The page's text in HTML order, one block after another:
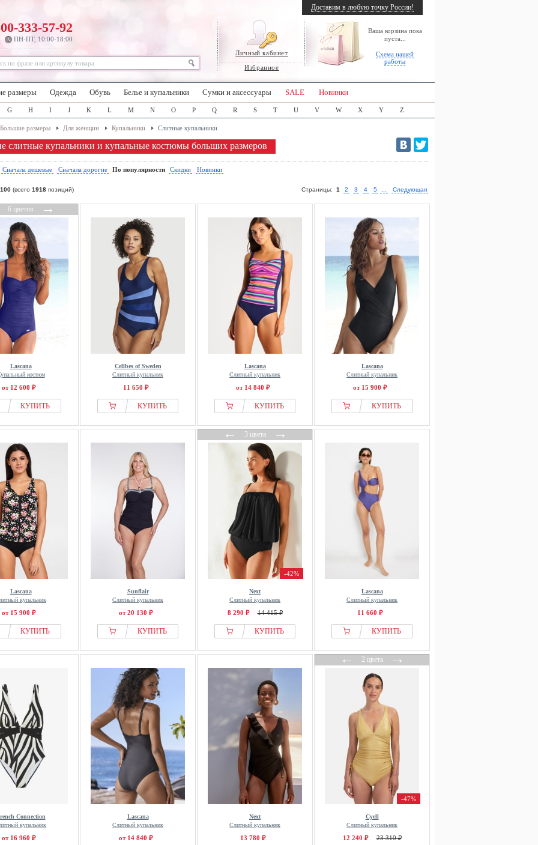
Личный кабинет
Избранное
Ваша корзина пока
пуста...
Схема нашей
работы
333-57-92
ПН-ПТ, 10:00-18:00
Доставим в любую точку России!
размеры Одежда Обувь Белье и купальники Сумки и аксессуары SALE Новинки
G H I J K L M N O P Q R S T U V W X Y Z
Большие размеры Для женщин Купальники Слитные купальники
слитные купальники и купальные костюмы больших размеров
Сначала дешевые Сначала дорогие По популярности Скидки Новинки
100 (всего 1918 позиций) Страницы: 1 2 3 4 5 Следующая
6 цветов→
Lascana
костюм
от 12 600 ₽
КУПИТЬ
Cellbes of Sweden
Слитный купальник
11 650 ₽
КУПИТЬ
Lascana
Слитный купальник
от 14 840 ₽
КУПИТЬ
Lascana
Слитный купальник
от 15 900 ₽
КУПИТЬ
Lascana
купальник
от 15 900 ₽
КУПИТЬ
Sunflair
Слитный купальник
от 20 130 ₽
КУПИТЬ
←3 цвета→
-42%
Next
Слитный купальник
8 290 ₽ 14 415 ₽
КУПИТЬ
Lascana
Слитный купальник
11 660 ₽
КУПИТЬ
Connection
купальник
от 16 960 ₽
Lascana
Слитный купальник
от 14 840 ₽
Next
Слитный купальник
13 780 ₽
←2 цвета→
-47%
Cyell
Слитный купальник
12 240 ₽ 23 310 ₽